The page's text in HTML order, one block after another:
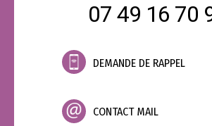
07 49 16 70
DEMANDE DE RAPPEL
CONTACT MAIL